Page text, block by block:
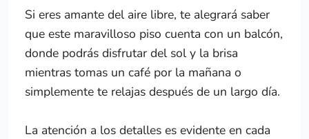
Si eres amante del aire libre, te alegrará saber
que este maravilloso piso cuenta con un balcón,
donde podrás disfrutar del sol y la brisa
mientras tomas un café por la mañana o
simplemente te relajas después de un largo día.
La atención a los detalles es evidente en cada